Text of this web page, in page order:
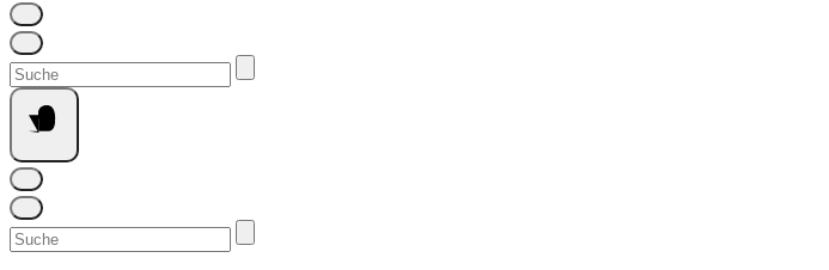
Suchen
nach:
Suchen
nach: